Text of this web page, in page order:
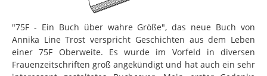
"75F - Ein Buch über wahre Größe", das neue Buch von
Annika Line Trost verspricht Geschichten aus dem Leben
einer 75F Oberweite. Es wurde im Vorfeld in diversen
Frauenzeitschriften groß angekündigt und hat auch ein sehr